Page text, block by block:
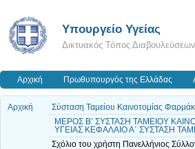
Υπουργείο Υγείας
Δικτυακός Τόπος Διαβουλεύσεων
Αρχική Πρωθυπουργός της Ελλάδας
Αρχική
Σύσταση Ταμείου Καινοτομίας
ΜΕΡΟΣ Β’ ΣΥΣΤΑΣΗ ΤΑΜΕΙΟΥ
ΥΓΕΙΑΣ ΚΕΦΑΛΑΙΟ Α΄ ΣΥΣΤΑΣΗ
Σχόλιο του χρήστη Πανελλήνιος